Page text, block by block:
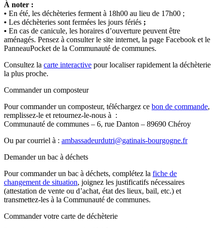
À noter :
• En été, les déchèteries ferment à 18h00 au lieu de 17h00 ;
• Les déchèteries sont fermées les jours fériés ;
• En cas de canicule, les horaires d’ouverture peuvent être
aménagés. Pensez à consulter le site internet, la page Facebook et le
PanneauPocket de la Communauté de communes.
Consultez la carte interactive pour localiser rapidement la déchèterie
la plus proche.
Commander un composteur
Pour commander un composteur, téléchargez ce bon de commande,
remplissez-le et retournez-le-nous à :
Communauté de communes – 6, rue Danton – 89690 Chéroy
Ou par courriel à : ambassadeurdutri@gatinais-bourgogne.fr
Demander un bac à déchets
Pour commander un bac à déchets, complétez la fiche de
changement de situation, joignez les justificatifs nécessaires
(attestation de vente ou d’achat, état des lieux, bail, etc.) et
transmettez-les à la Communauté de communes.
Commander votre carte de déchèterie